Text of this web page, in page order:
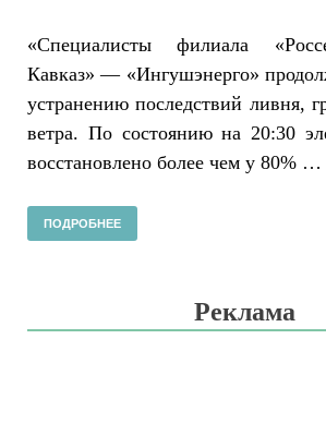
«Специалисты филиала
Кавказ» — «Ингушэнерго»
устранению последствий ливня,
ветра. По состоянию на 20:30
восстановлено более чем у 80% …
ПОДРОБНЕЕ
Реклама